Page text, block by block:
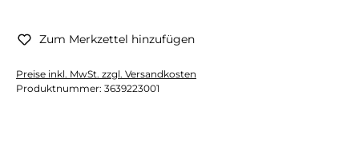
Zum Merkzettel hinzufügen
Preise inkl. MwSt. zzgl. Versandkosten
Produktnummer: 3639223001